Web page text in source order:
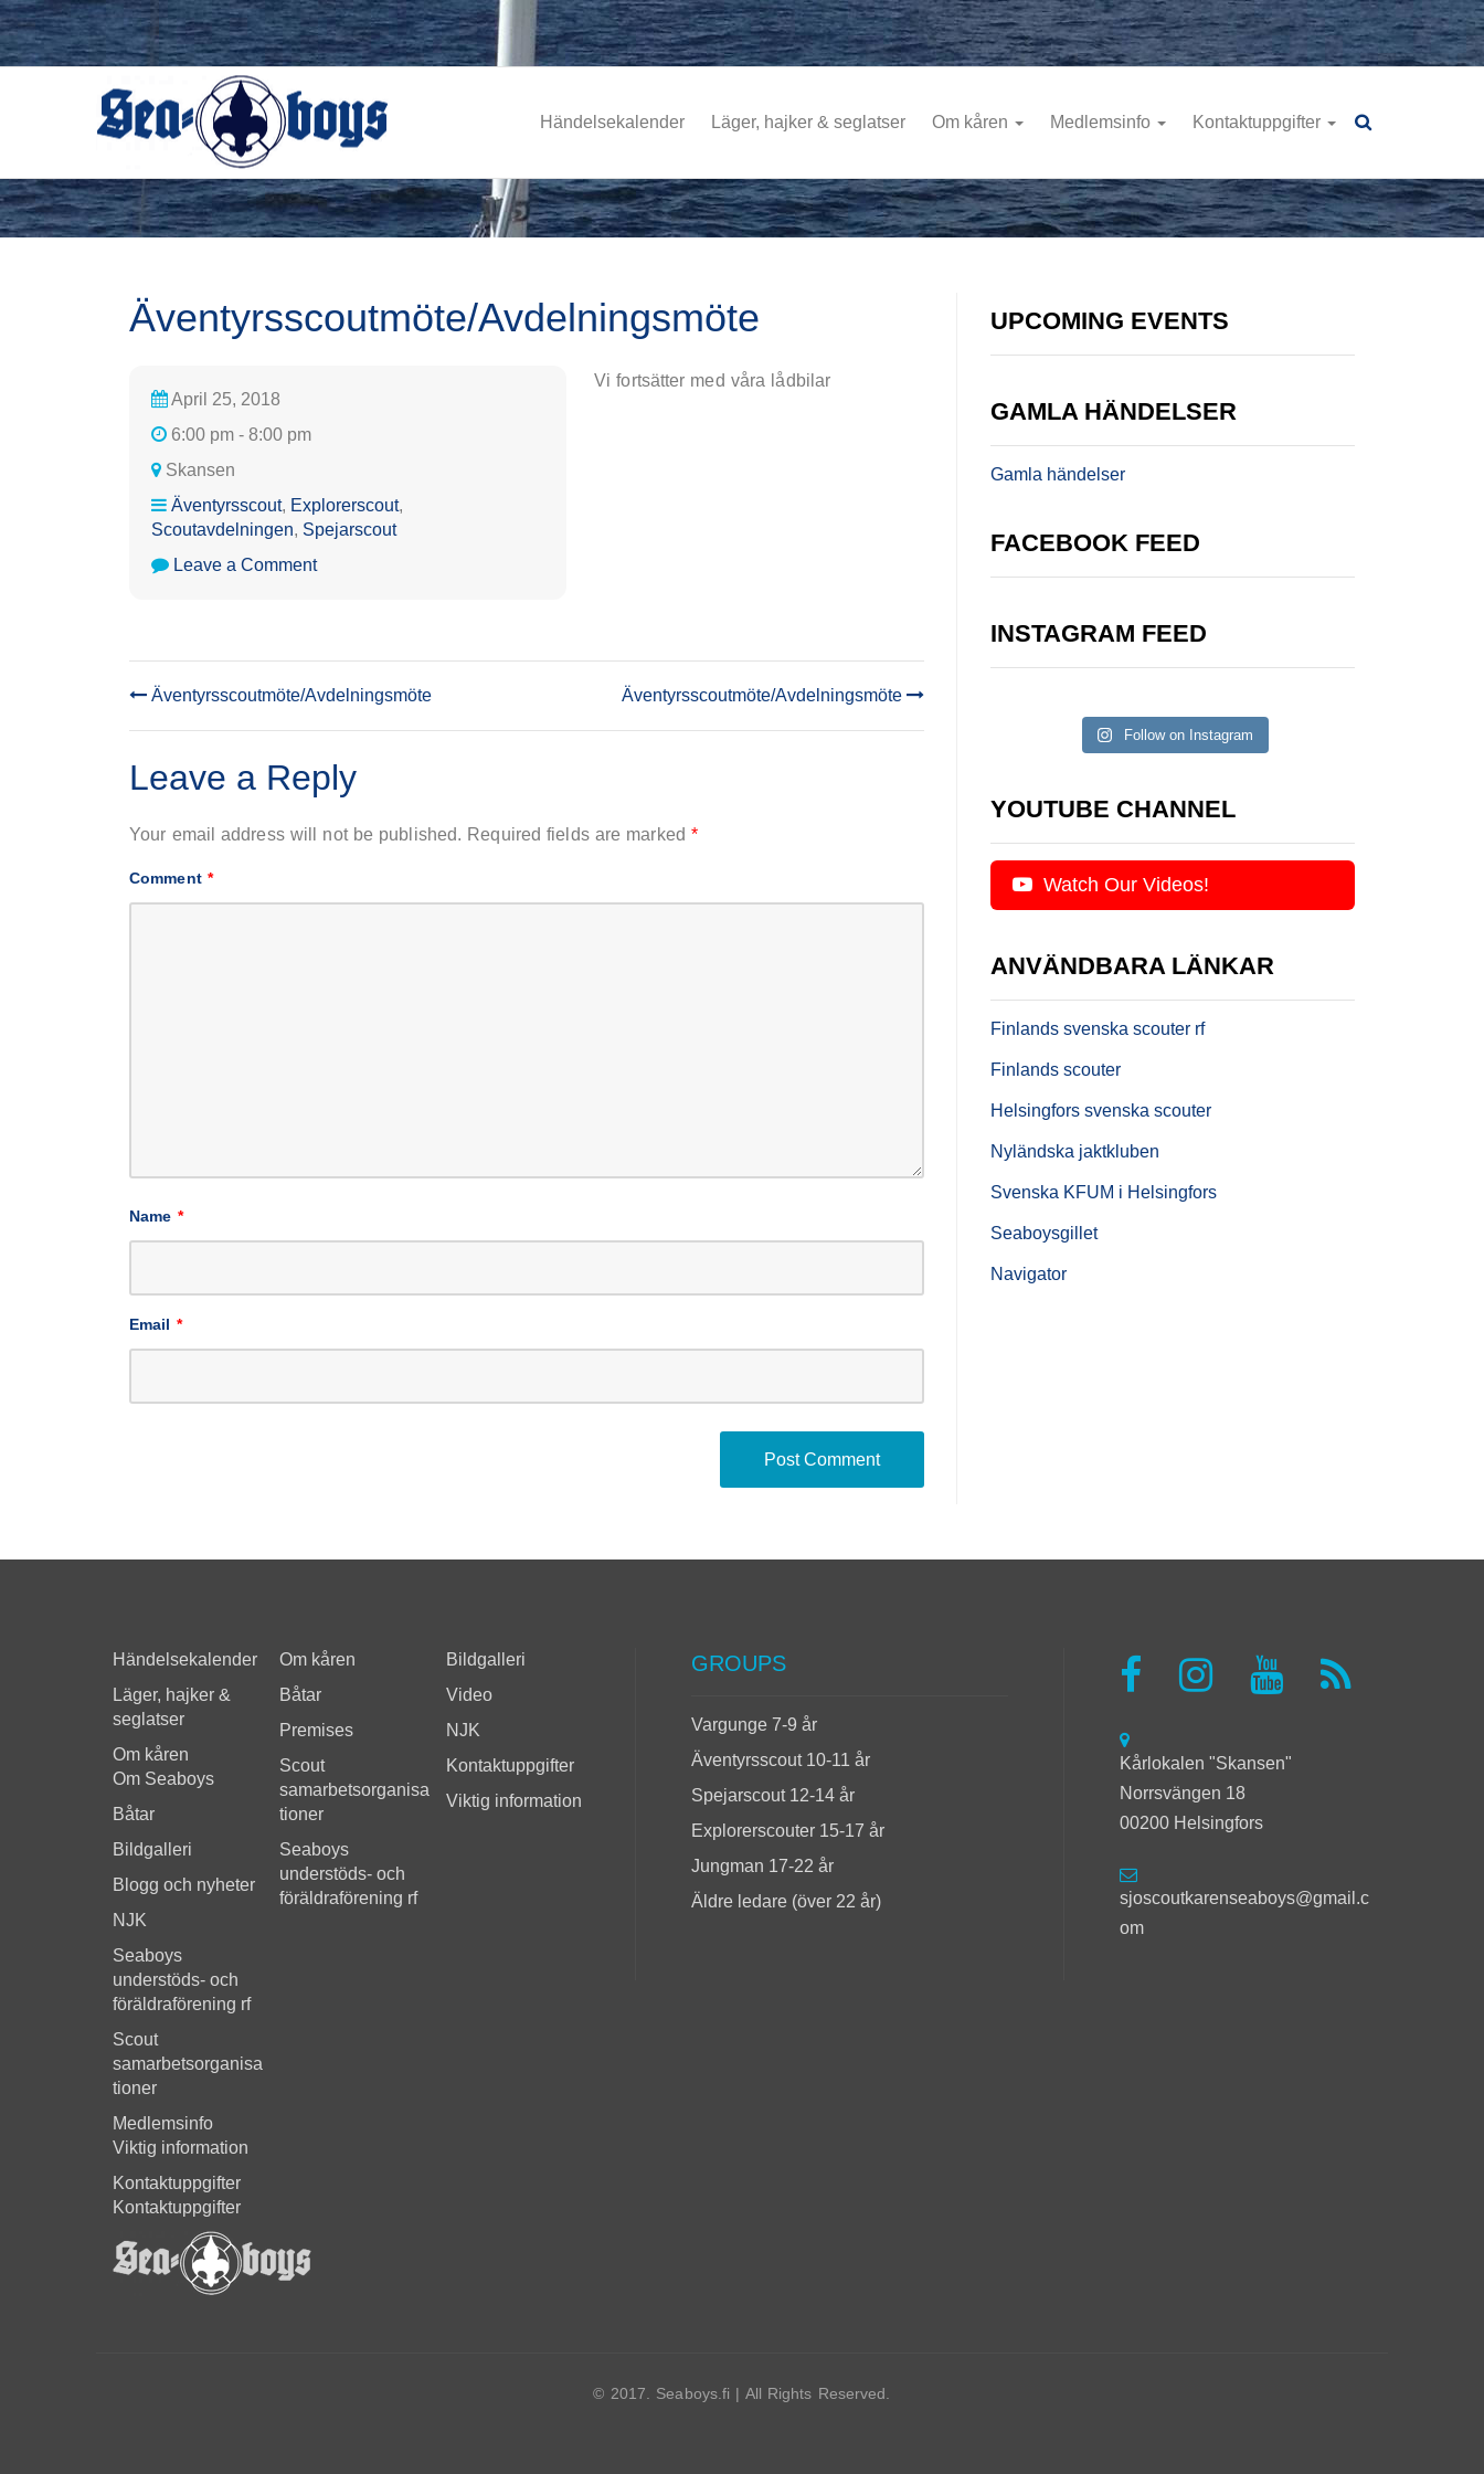
Skip
to
content
Händelsekalender Läger, hajker & seglatser Om kåren Medlemsinfo Kontaktuppgifter
Äventyrsscoutmöte/Avdelningsmöte
April 25, 2018
6:00 pm - 8:00 pm
Skansen
Äventyrsscout, Explorerscout,
Scoutavdelningen, Spejarscout
Leave a Commenton
Vi fortsätter med våra lådbilar
POST
NAVIGATION
Äventyrsscoutmöte/Avdelningsmöte Äventyrsscoutmöte/Avdelningsmöte
Leave a Reply
Your email address will not be published. Required fields are marked *
Comment *
Name *
Email *
UPCOMING EVENTS
GAMLA HÄNDELSER
Gamla händelser
FACEBOOK FEED
INSTAGRAM FEED
Follow on Instagram
YOUTUBE CHANNEL
Watch Our Videos!
ANVÄNDBARA LÄNKAR
Finlands svenska scouter rf
Finlands scouter
Helsingfors svenska scouter
Nyländska jaktkluben
Svenska KFUM i Helsingfors
Seaboysgillet
Navigator
Händelsekalender
Läger, hajker &
seglatser
Om kåren
Om Seaboys
Båtar
Bildgalleri
Blogg och nyheter
NJK
Seaboys
understöds- och
föräldraförening rf
Scout
samarbetsorganisa
tioner
Medlemsinfo
Viktig information
Kontaktuppgifter
Kontaktuppgifter
Om kåren
Båtar
Premises
Scout
samarbetsorganisa
tioner
Seaboys
understöds- och
föräldraförening rf
Bildgalleri
Video
NJK
Kontaktuppgifter
Viktig information
GROUPS
Vargunge 7-9 år
Äventyrsscout 10-11 år
Spejarscout 12-14 år
Explorerscouter 15-17 år
Jungman 17-22 år
Äldre ledare (över 22 år)
Kårlokalen "Skansen"
Norrsvängen 18
00200 Helsingfors
sjoscoutkarenseaboys@gmail.c
om
© 2017. Seaboys.fi | All Rights Reserved.